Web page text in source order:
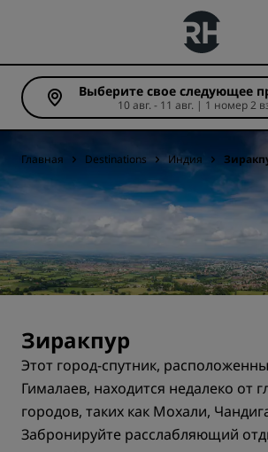
Выберите свое следующее
(Число ночей: 1)
10 авг. -
Главная Destinations Индия
Зиракпур
Этот город-спутник,
Гималаев, находится недалеко от
городов, таких как Мохали,
Забронируйте расслабляющий